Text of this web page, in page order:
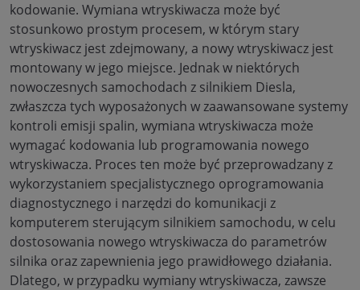
kodowanie. Wymiana wtryskiwacza może być
stosunkowo prostym procesem, w którym stary
wtryskiwacz jest zdejmowany, a nowy wtryskiwacz jest
montowany w jego miejsce. Jednak w niektórych
nowoczesnych samochodach z silnikiem Diesla,
zwłaszcza tych wyposażonych w zaawansowane systemy
kontroli emisji spalin, wymiana wtryskiwacza może
wymagać kodowania lub programowania nowego
wtryskiwacza. Proces ten może być przeprowadzany z
wykorzystaniem specjalistycznego oprogramowania
diagnostycznego i narzędzi do komunikacji z
komputerem sterującym silnikiem samochodu, w celu
dostosowania nowego wtryskiwacza do parametrów
silnika oraz zapewnienia jego prawidłowego działania.
Dlatego, w przypadku wymiany wtryskiwacza, zawsze